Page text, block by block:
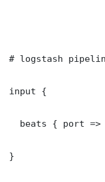
# logstash
input {
beats { port =>
}